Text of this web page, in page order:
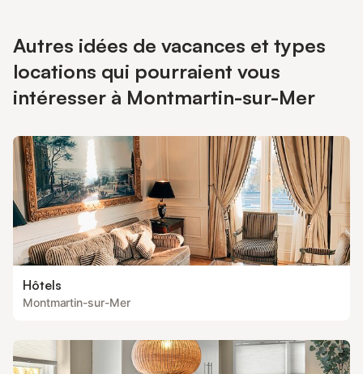
Autres idées de vacances et types
locations qui pourraient vous
intéresser à Montmartin-sur-Mer
Hôtels
Montmartin-sur-Mer